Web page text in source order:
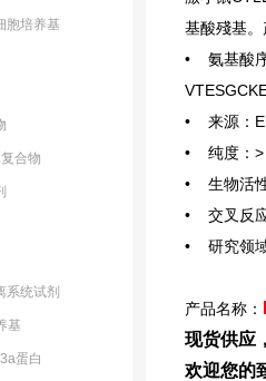
胞培养基
合物
系统试剂
基
蛋白
基酸殘基
• 氨基酸序
• 来源：
• 纯度：>
• 生物活
• 交叉反
• 研究领域
产品名称：
现货供应
欢迎您